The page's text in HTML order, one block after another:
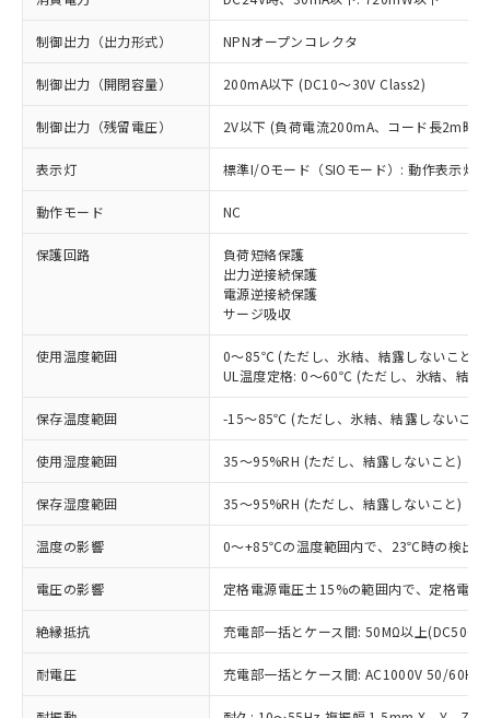
制御出力（出力形式） NPNオープンコレクタ
制御出力（開閉容量） 200mA以下 (DC10～30V Class2)
制御出力（残留電圧） 2V以下 (負荷電流200mA、コード長2m時)
表示灯 標準I/Oモード（SIOモード）: 動作表示灯(
動作モード NC
保護回路
負荷短絡保護
出力逆接続保護
電源逆接続保護
サージ吸収
使用温度範囲
0～85℃ (ただし、氷結、結露しないこと)
UL温度定格: 0～60℃ (ただし、氷結、結露
保存温度範囲 -15～85℃ (ただし、氷結、結露しないこと)
使用湿度範囲 35～95%RH (ただし、結露しないこと)
保存湿度範囲 35～95%RH (ただし、結露しないこと)
温度の影響 0～+85℃の温度範囲内で、23℃時の検出
電圧の影響 定格電源電圧±15%の範囲内で、定格電
絶縁抵抗 充電部一括とケース間: 50MΩ以上(DC500V
耐電圧 充電部一括とケース間: AC1000V 50/60Hz
ご利用条件
以下の条件をお読みいただき、同意のうえ
ご利用ください。
本サービスは、当社制御機器事業取扱
商品の当社在庫状況および標準価格
(税抜)を提供させていただくもので
当社制御機器事業取扱商品の中には、
本サービスの対象外となる商品もある
ことをご了承ください。
在庫状況および標準価格照会結果は、
記載している更新日時点での社内デー
※1 対応状況
対応済み：EU RoHS指令（10物質）の
非含有に対応した製品が提供可能な商品で
対応予定：EU RoHS指令（10物質）の非含
有に対応した製品に切り替える予定のある
商品です。
対応予定なし：EU RoHS指令（10物質）の
非含有に非対応の商品で、対応品を出す予
定はありません。
調査・確認中：EU RoHS指令（10物質）の
非含有の対応状況を調査中または確認中の
商品です。
非該当品：ライセンス料など無形物で、有
害物質有無と関係のない商品です。
いたものが、含有品と判明した場合などや
むを得ず変更することがあります。
*EU RoHS指令（10物質）：
※1 中国RoHS○×表
「○」：最大均質材料含有率が中国RoHSの
基準値以下であることを示します。
「×」：最大均質材料含有率が中国RoHSの
基準値を超えていることを示します。
い合わせください。
為替および外国貿易法に定める商品
（以下｢規制貨物等」という）を輸出